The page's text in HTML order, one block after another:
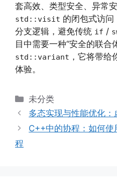
套高效、类型安全、异常
std::visit 的闭包式访问
分支逻辑，避免传统 if /
目中需要一种“安全的联合
std::variant ，它将带给
体验。
分
类
未分类
多态实现与性能优化
C++中的协程：如何
程